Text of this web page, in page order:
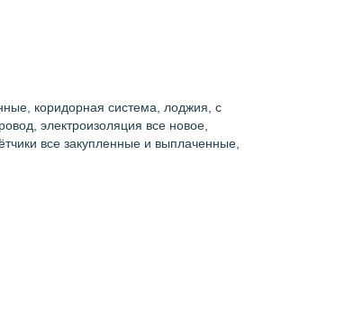
коридорная система, лоджия, с
электроизоляция все новое,
все закупленные и выплаченные,